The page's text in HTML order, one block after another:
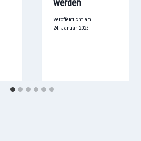
werden
Veröffentlicht am
24. Januar 2025